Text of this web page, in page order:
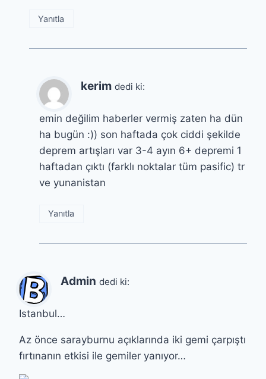
Yanıtla
kerim dedi ki:
emin değilim haberler vermiş zaten ha dün
ha bugün :)) son haftada çok ciddi şekilde
deprem artışları var 3-4 ayın 6+ depremi 1
haftadan çıktı (farklı noktalar tüm pasific) tr
ve yunanistan
Yanıtla
Admin dedi ki:
Istanbul…
Az önce sarayburnu açıklarında iki gemi çarpıştı
fırtınanın etkisi ile gemiler yanıyor…